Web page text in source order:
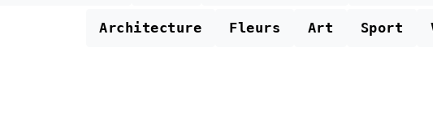
Architecture Fleurs Art Sport